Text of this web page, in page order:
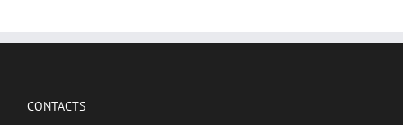
CONTACTS